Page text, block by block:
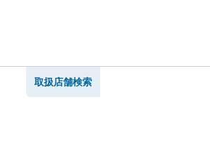
取扱店舗検索